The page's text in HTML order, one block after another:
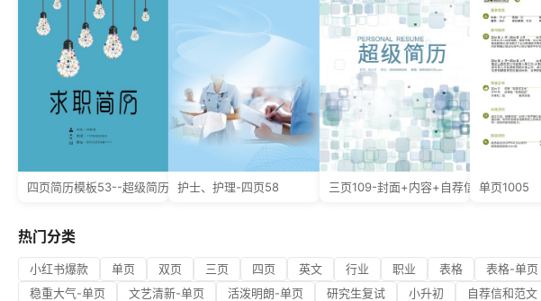
四页简历模板53--超级简历模板护士、护理-四页58 三页109-封面+内容+自荐信 单页1005
热门分类
小红书爆款 单页 双页 三页 四页 英文 行业 职业 表格 表格-单页
稳重大气-单页
文艺清新-单页 活泼明朗-单页 研究生复试 小升初 自荐信和范文